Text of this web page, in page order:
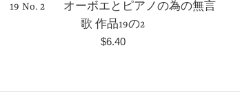
19 No. 2 オーボエとピアノの為の無言
歌 作品19の2
Normaler
$6.40